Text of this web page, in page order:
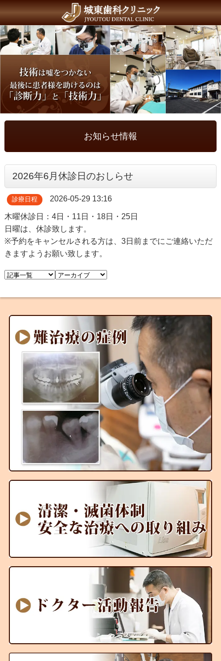
お知らせ情報
2026年6月休診日のおしらせ
診療日程 2026-05-29 13:16
木曜休診日：4日・11日・18日・25日
日曜は、休診致します。
※予約をキャンセルされる方は、3日前までにご連絡いただ
きますようお願い致します。